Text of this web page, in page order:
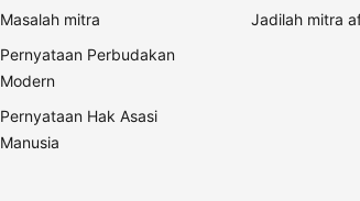
Masalah mitra
Pernyataan Perbudakan
Modern
Pernyataan Hak Asasi
Manusia
Jadilah mitra